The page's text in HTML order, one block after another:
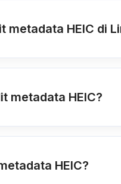
HEIC di
metadata HEIC?
HEIC?